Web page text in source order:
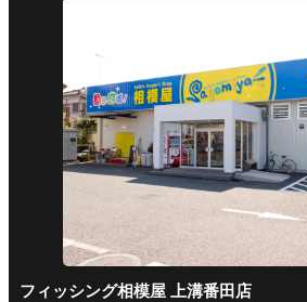
フィッシング相模屋 上溝番田店